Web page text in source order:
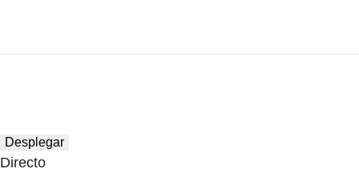
Desplegar
Directo